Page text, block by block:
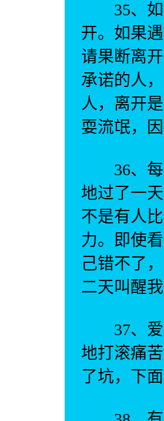
35、如
开。如果
请果断离
承诺的人
人，离开
耍流氓，
36、每
地过了一
不是有人
力。即使
己错不了
二天叫醒
37、爱
地打滚痛
了坑，下